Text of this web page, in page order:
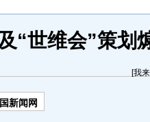
“世维会”策划
[我
新闻网